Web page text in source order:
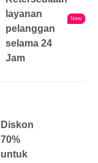
layanan
pelanggan
selama 24
Jam
New
Diskon
70%
untuk